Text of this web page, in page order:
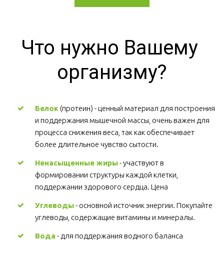
Что нужно Вашему
организму?
Белок (протеин) - ценный материал для построения
и поддержания мышечной массы, очень важен для
процесса снижения веса, так как обеспечивает
более длительное чувство сытости.
Ненасыщенные жиры - участвуют в
формировании структуры каждой клетки,
поддержании здорового сердца. Цена
Углеводы - основной источник энергии. Покупайте
углеводы, содержащие витамины и минералы.
Вода - для поддержания водного баланса